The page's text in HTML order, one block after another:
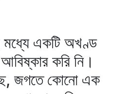
একটি অখণ্ড
করি নি।
জগতে কোনো এক